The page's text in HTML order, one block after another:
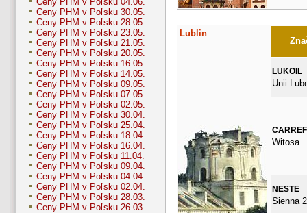
Ceny PHM v Poľsku 30.05.
Ceny PHM v Poľsku 28.05.
Ceny PHM v Poľsku 23.05.
Ceny PHM v Poľsku 21.05.
Ceny PHM v Poľsku 20.05.
Ceny PHM v Poľsku 16.05.
Ceny PHM v Poľsku 14.05.
Ceny PHM v Poľsku 09.05.
Ceny PHM v Poľsku 07.05.
Ceny PHM v Poľsku 02.05.
Ceny PHM v Poľsku 30.04.
Ceny PHM v Poľsku 25.04.
Ceny PHM v Poľsku 18.04.
Ceny PHM v Poľsku 16.04.
Ceny PHM v Poľsku 11.04.
Ceny PHM v Poľsku 09.04.
Ceny PHM v Poľsku 04.04.
Ceny PHM v Poľsku 02.04.
Ceny PHM v Poľsku 28.03.
Ceny PHM v Poľsku 26.03.
Lublin
LUKOIL
Unii
Witosa
NESTE
Sienna